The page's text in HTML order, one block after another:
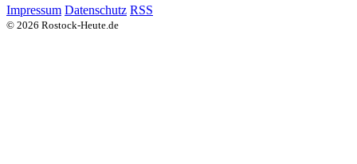
Impressum Datenschutz RSS
© 2026 Rostock-Heute.de